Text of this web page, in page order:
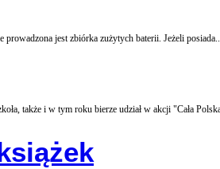
prowadzona jest zbiórka zużytych baterii. Jeżeli
także i w tym roku bierze udział w akcji "Cała